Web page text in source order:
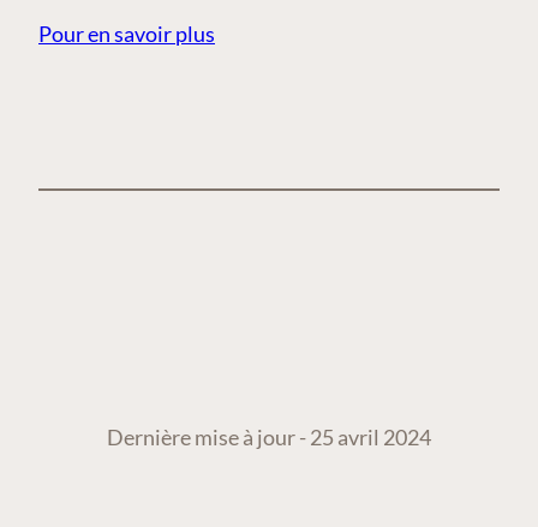
Pour en savoir plus
Dernière mise à jour - 25 avril 2024